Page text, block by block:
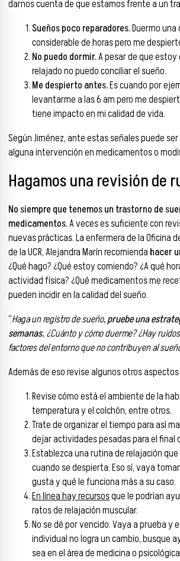
darnos cuenta de que estamos frente a un
Sueños poco reparadores.Duermo
considerable de horas pero me
No puedo dormir.A pesar de que
relajado no puedo conciliar el sueño.
Me despierto antes.Es cuando por
levantarme a las 6 am pero me
tiene impacto en mi calidad de vida.
Según Jiménez, ante estas señales puede
alguna intervención en medicamentos o
Hagamos una revisión de
No siempre que tenemos un trastorno de
medicamentos.A veces es suficiente con
nuevas prácticas. La enfermera de la Oficina
de la UCR, Alejandra Marín recomienda hacer
¿Qué hago? ¿Qué estoy comiendo? ¿A qué
actividad física? ¿Qué medicamentos me
pueden incidir en la calidad del sueño.
“Haga un registro de sueño,pruebe una
semanas. ¿Cuánto y cómo duerme? ¿Hay
factores del entorno que no contribuyen al
Además de eso revise algunos otros
Revise cómo está el ambiente de la
temperatura y el colchón, entre otros.
Trate de organizar el tiempo para así
dejar actividades pesadas para el final
Establezca una rutina de relajación
cuando se despierta. Eso sí, vaya
gusta y qué le funciona más a su caso.
En línea hay recursosque le podrían
ratos de relajación muscular.
No se dé por vencido. Vaya a prueba y
individual no logra un cambio, busque
sea en el área de medicina o